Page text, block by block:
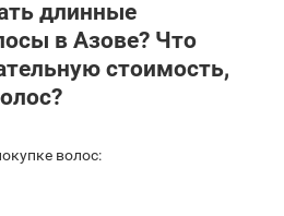
длинные
в Азове? Что
стоимость,
волос: